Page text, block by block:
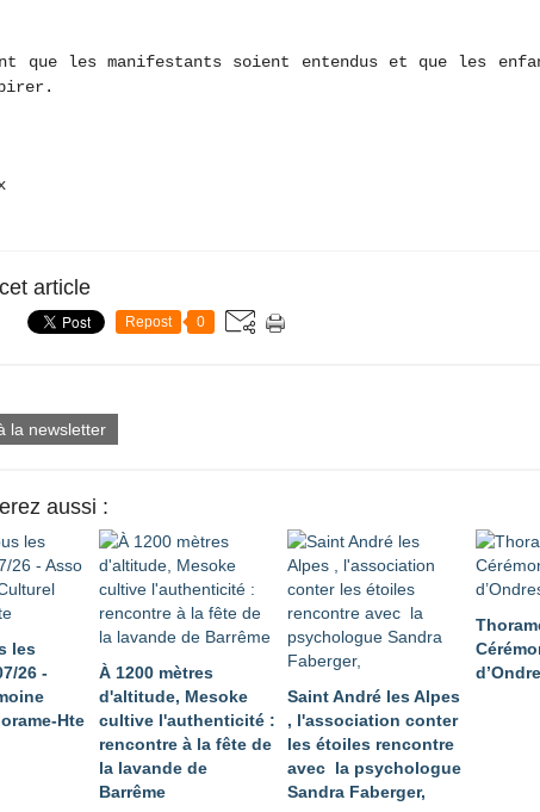
que les manifestants soient entendus et que les
article
Repost 0
la newsletter
aussi :
les
26 -
Hte
À 1200 mètres
d'altitude, Mesoke
cultive l'authenticité :
rencontre à la fête de
la lavande de
Barrême
Saint André les Alpes
, l'association conter
les étoiles rencontre
avec la psychologue
Sandra Faberger,